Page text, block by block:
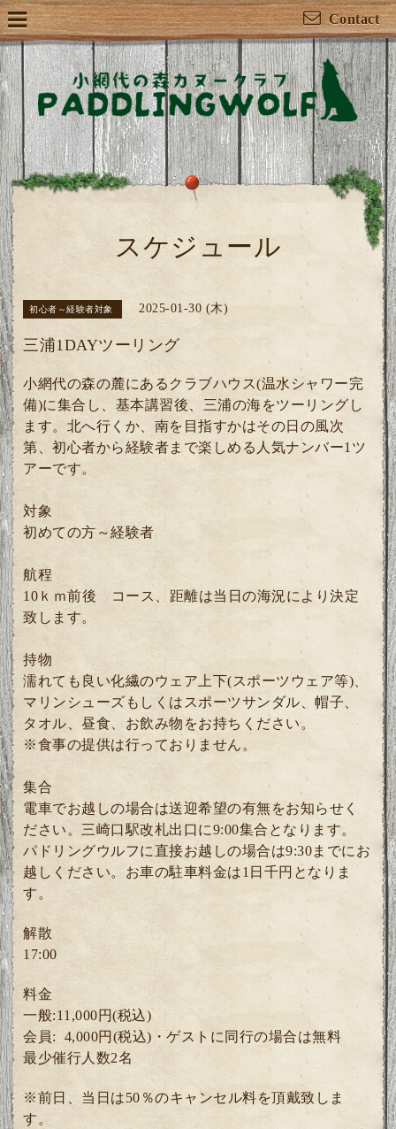
Contact
スケジュール
初心者～経験者対象 2025-01-30 (木)
三浦1DAYツーリング
小網代の森の麓にあるクラブハウス(温水シャワー完
備)に集合し、基本講習後、三浦の海をツーリングし
ます。北へ行くか、南を目指すかはその日の風次
第、初心者から経験者まで楽しめる人気ナンバー1ツ
アーです。
対象
初めての方～経験者
航程
10ｋｍ前後 コース、距離は当日の海況により決定
致します。
持物
濡れても良い化繊のウェア上下(スポーツウェア等)、
マリンシューズもしくはスポーツサンダル、帽子、
タオル、昼食、お飲み物をお持ちください。
※食事の提供は行っておりません。
集合
電車でお越しの場合は送迎希望の有無をお知らせく
ださい。三崎口駅改札出口に9:00集合となります。
パドリングウルフに直接お越しの場合は9:30までにお
越しください。お車の駐車料金は1日千円となりま
す。
解散
17:00
料金
一般:11,000円(税込)
会員: 4,000円(税込)・ゲスト に同行の場合は無料
最少催行人数2名
※前日、当日は50％のキャンセル料を頂戴致しま
す。